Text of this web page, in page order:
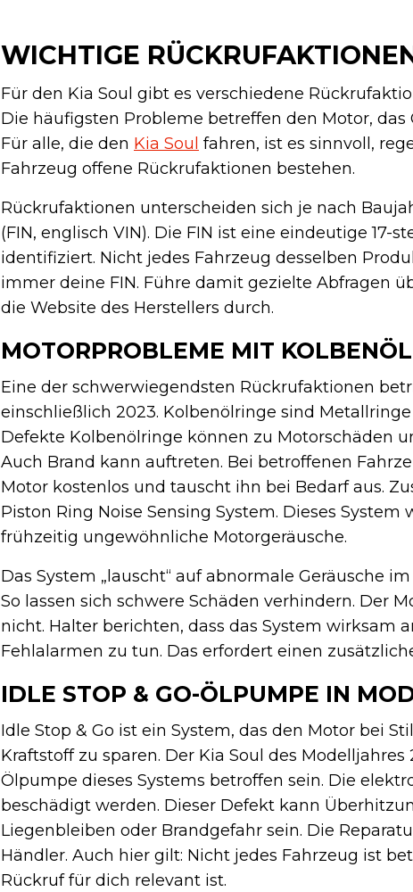
WICHTIGE
Für den Kia Soul gibt es verschiedene
Die häufigsten Probleme betreffen den Motor, das
Für alle, die den Kia Soul fahren, ist es sinnvoll,
Fahrzeug offene Rückrufaktionen bestehen.
Rückrufaktionen unterscheiden sich je nach
(FIN, englisch VIN). Die FIN ist eine eindeutige 17-
identifiziert. Nicht jedes Fahrzeug desselben
immer deine FIN. Führe damit gezielte Abfragen
die Website des Herstellers durch.
MOTORPROBLEME MIT
Eine der schwerwiegendsten Rückrufaktionen
einschließlich 2023. Kolbenölringe sind
Defekte Kolbenölringe können zu Motorschäden
Auch Brand kann auftreten. Bei betroffenen
Motor kostenlos und tauscht ihn bei Bedarf aus.
Piston Ring Noise Sensing System. Dieses
frühzeitig ungewöhnliche Motorgeräusche.
Das System „lauscht“ auf abnormale Geräusche
So lassen sich schwere Schäden verhindern. Der
nicht. Halter berichten, dass das System wirksam
Fehlalarmen zu tun. Das erfordert einen
IDLE STOP & GO-ÖLPUMPE IN
Idle Stop & Go ist ein System, das den Motor bei
Kraftstoff zu sparen. Der Kia Soul des
Ölpumpe dieses Systems betroffen sein. Die
beschädigt werden. Dieser Defekt kann
Liegenbleiben oder Brandgefahr sein. Die
Händler. Auch hier gilt: Nicht jedes Fahrzeug ist
Rückruf für dich relevant ist.